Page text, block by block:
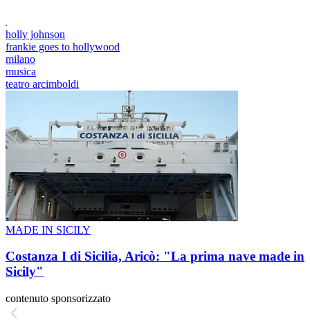
holly johnson
frankie goes to hollywood
milano
musica
teatro arcimboldi
MADE IN SICILY
Costanza I di Sicilia, Aricò: "La prima nave made in
Sicily"
contenuto sponsorizzato